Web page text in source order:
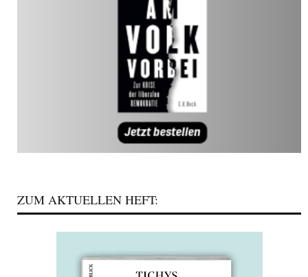
ZUM AKTUELLEN HEFT: